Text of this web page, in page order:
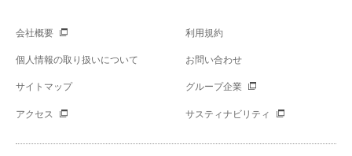
会社概要 利用規約
個人情報の取り扱いについて お問い合わせ
サイトマップ グループ企業
アクセス サスティナビリティ